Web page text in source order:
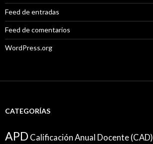
Feed de entradas
Feed de comentarios
WordPress.org
CATEGORÍAS
APD Calificación Anual Docente (CAD)